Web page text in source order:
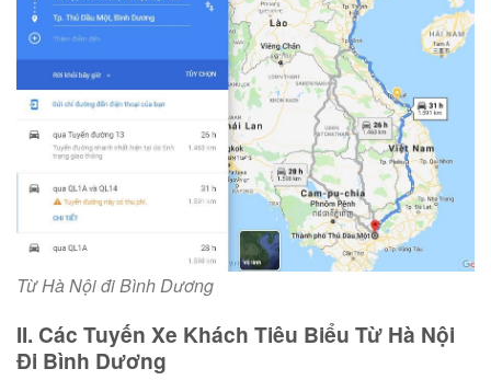
Từ Hà Nội đi Bình Dương
II. Các Tuyến Xe Khách Tiêu Biểu Từ Hà Nội
Đi Bình Dương